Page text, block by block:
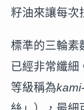
籽油來讓每次
標準的三輪素
已經非常纖細
等級稱為